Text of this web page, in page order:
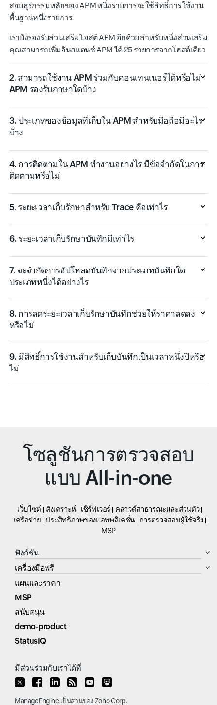
สอบธุรกรรมหลักของ APM หนึ่งรายการจะใช้สิทธิ์การใช้งาน
พื้นฐานหนึ่งรายการ
เรายังรองรับส่วนเสริมโฮสต์ APM อีกด้วย สำหรับหนึ่งส่วนเสริม
คุณสามารถเพิ่มอินสแตนซ์ APM ได้ 25 รายการจากโฮสต์เดียว
2. สามารถใช้งาน APM ร่วมกับคอนเทนเนอร์ได้หรือไม่
APM รองรับภาษาใดบ้าง
3. ประเภทของข้อมูลที่เก็บใน APM สำหรับมือถือมีอะไร
บ้าง
4. การติดตามใน APM ทำงานอย่างไร มีข้อจำกัดในการ
ติดตามหรือไม่
5. ระยะเวลาเก็บรักษาสำหรับ Trace คือเท่าไร
6. ระยะเวลาเก็บรักษาบันทึกมีเท่าไร
7. จะจำกัดการอัปโหลดบันทึกจากประเภทบันทึกใด
ประเภทหนึ่งได้อย่างไร
8. การลดระยะเวลาเก็บรักษาบันทึกช่วยให้ราคาลดลง
หรือไม่
9. มีสิทธิ์การใช้งานสำหรับเก็บบันทึกเป็นเวลาหนึ่งปีหรือ
ไม่
โซลูชันการตรวจสอบ
แบบ All-in-one
เว็บไซต์ สังเคราะห์ เซิร์ฟเวอร์
คลาวด์สาธารณะและส่วนตัว
เครือข่าย
ประสิทธิภาพของแอพพลิเคชั่น
การตรวจสอบผู้ใช้จริง
MSP
ฟังก์ชัน
เครื่องมือฟรี
แผนและราคา
MSP
สนับสนุน
demo-product
StatusIQ
มีส่วนร่วมกับเราได้ที่
ManageEngine เป็นส่วนของ Zoho Corp.